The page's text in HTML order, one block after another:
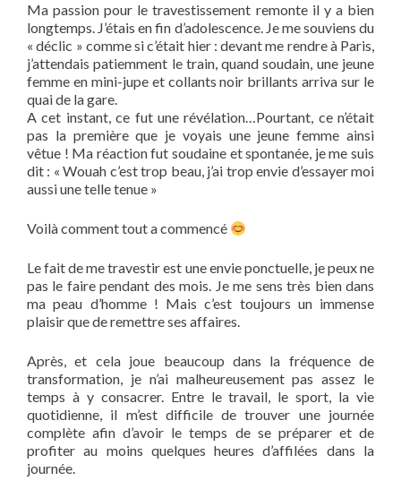
Ma passion pour le travestissement remonte il y a bien
longtemps. J’étais en fin d’adolescence. Je me souviens du
« déclic » comme si c’était hier : devant me rendre à Paris,
j’attendais patiemment le train, quand soudain, une jeune
femme en mini-jupe et collants noir brillants arriva sur le
quai de la gare.
A cet instant, ce fut une révélation…Pourtant, ce n’était
pas la première que je voyais une jeune femme ainsi
vêtue ! Ma réaction fut soudaine et spontanée, je me suis
dit : « Wouah c’est trop beau, j’ai trop envie d’essayer moi
aussi une telle tenue »
Voilà comment tout a commencé
Le fait de me travestir est une envie ponctuelle, je peux ne
pas le faire pendant des mois. Je me sens très bien dans
ma peau d’homme ! Mais c’est toujours un immense
plaisir que de remettre ses affaires.
Après, et cela joue beaucoup dans la fréquence de
transformation, je n’ai malheureusement pas assez le
temps à y consacrer. Entre le travail, le sport, la vie
quotidienne, il m’est difficile de trouver une journée
complète afin d’avoir le temps de se préparer et de
profiter au moins quelques heures d’affilées dans la
journée.